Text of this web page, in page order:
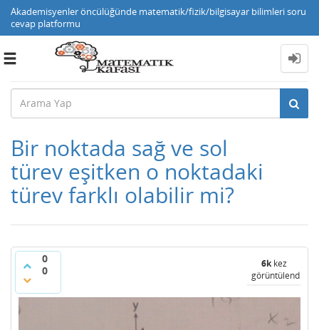
Akademisyenler öncülüğünde matematik/fizik/bilgisayar bilimleri soru
cevap platformu
Toggle
Bir noktada sağ ve sol
türev eşitken o noktadaki
türev farklı olabilir mi?
0
0
6kkez
görüntülendi